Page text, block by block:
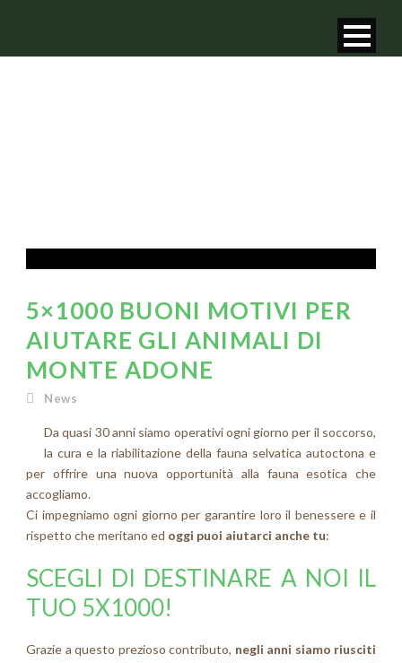
5×1000 BUONI MOTIVI PER
AIUTARE GLI ANIMALI DI
MONTE ADONE
News
Da quasi 30 anni siamo operativi ogni giorno per il soccorso,
la cura e la riabilitazione della fauna selvatica autoctona e
per offrire una nuova opportunità alla fauna esotica che
accogliamo.
Ci impegniamo ogni giorno per garantire loro il benessere e il
rispetto che meritano ed oggi puoi aiutarci anche tu:
SCEGLI DI DESTINARE A NOI IL
TUO 5X1000!
Grazie a questo prezioso contributo, negli anni siamo riusciti